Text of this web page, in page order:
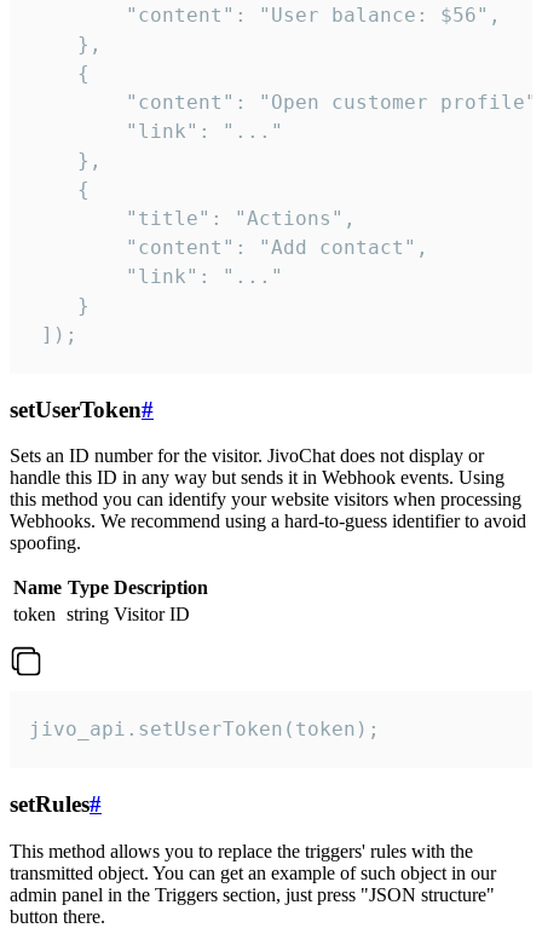
        "content": "User balance: $56",
    },
    {
"content": "Open customer
        "link": "..."
    },
    {
        "title": "Actions",
        "content": "Add contact",
        "link": "..."
    }
]);
setUserToken#
Sets an ID number for the visitor. JivoChat does not display or
handle this ID in any way but sends it in Webhook events. Using
this method you can identify your website visitors when processing
Webhooks. We recommend using a hard-to-guess identifier to avoid
spoofing.
Name Type Description
token string Visitor ID
jivo_api.setUserToken(token);
setRules#
This method allows you to replace the triggers' rules with the
transmitted object. You can get an example of such object in our
admin panel in the Triggers section, just press "JSON structure"
button there.